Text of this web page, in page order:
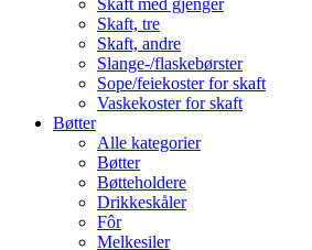
Skaft med gjenger
Skaft, tre
Skaft, andre
Slange-/flaskebørster
Sope/feiekoster for skaft
Vaskekoster for skaft
Bøtter
Alle kategorier
Bøtter
Bøtteholdere
Drikkeskåler
Fôr
Melkesiler